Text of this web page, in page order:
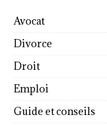
Avocat
Divorce
Droit
Emploi
Guide et conseils